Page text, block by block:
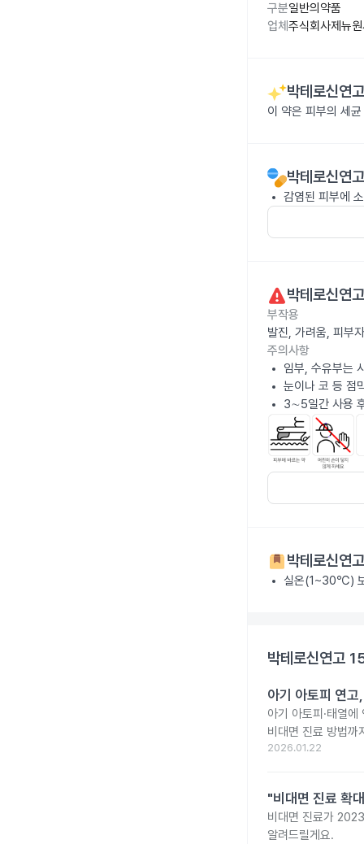
구분일반의약품
업체 주식회사제뉴
박테로신연
이 약은 피부의 세
박테로신연
감염된 피부에
박테로신연
부작용
발진, 가려움, 피부
주의사항
임부, 수유부는
눈이나 코 등 점
3∼5일간 사용
박테로신연
실온(1~30℃)
박테로신연고
아기 아토피 연
아기 아토피·태열
비대면 진료 방법까
2026.01.22
"비대면 진료 확
비대면 진료가
알려드릴게요.